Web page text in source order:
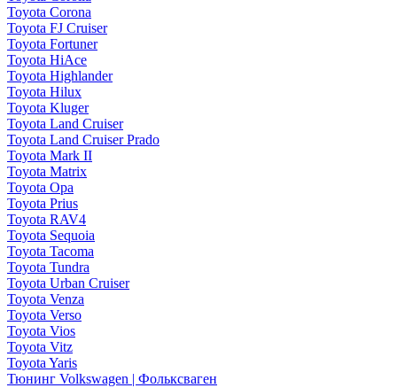
Toyota Corona
Toyota FJ Cruiser
Toyota Fortuner
Toyota HiAce
Toyota Highlander
Toyota Hilux
Toyota Kluger
Toyota Land Cruiser
Toyota Land Cruiser Prado
Toyota Mark II
Toyota Matrix
Toyota Opa
Toyota Prius
Toyota RAV4
Toyota Sequoia
Toyota Tacoma
Toyota Tundra
Toyota Urban Cruiser
Toyota Venza
Toyota Verso
Toyota Vios
Toyota Vitz
Toyota Yaris
Тюнинг Volkswagen | Фольксваген